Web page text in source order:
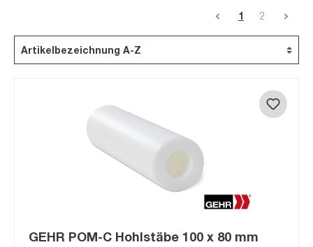
1 2
GEHR POM-C Hohlstäbe 100 x 80 mm